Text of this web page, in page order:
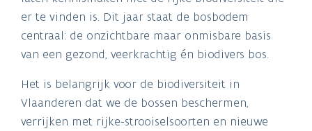
er te vinden is. Dit jaar staat de bosbodem
centraal: de onzichtbare maar onmisbare basis
van een gezond, veerkrachtig én biodivers bos.
Het is belangrijk voor de biodiversiteit in
Vlaanderen dat we de bossen beschermen,
verrijken met rijke-strooiselsoorten en nieuwe